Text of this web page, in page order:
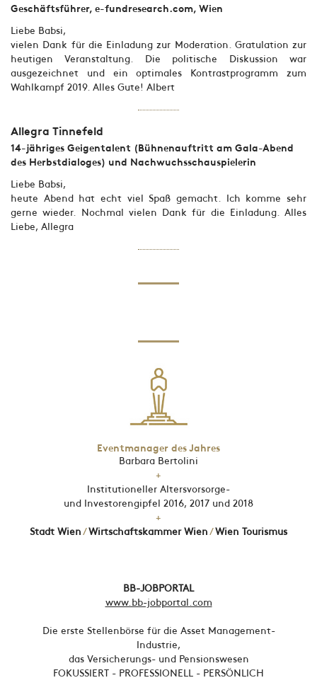
Geschäftsführer, e-fundresearch.com, Wien
Liebe Babsi,
vielen Dank für die Einladung zur Moderation. Gratulation zur
heutigen Veranstaltung. Die politische Diskussion war
ausgezeichnet und ein optimales Kontrastprogramm zum
Wahlkampf 2019. Alles Gute! Albert
Allegra Tinnefeld
14-jähriges Geigentalent (Bühnenauftritt am Gala-Abend
des Herbstdialoges) und Nachwuchsschauspielerin
Liebe Babsi,
heute Abend hat echt viel Spaß gemacht. Ich komme sehr
gerne wieder. Nochmal vielen Dank für die Einladung. Alles
Liebe, Allegra
Eventmanager des Jahres
Barbara Bertolini
+
Institutioneller Altersvorsorge-
und Investorengipfel 2016, 2017 und 2018
+
Stadt Wien / Wirtschaftskammer Wien / Wien Tourismus
BB-JOBPORTAL
www.bb-jobportal.com
Die erste Stellenbörse für die Asset Management-
Industrie,
das Versicherungs- und Pensionswesen
FOKUSSIERT - PROFESSIONELL - PERSÖNLICH